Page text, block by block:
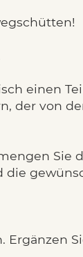
einen
der von
die
Ergänzen